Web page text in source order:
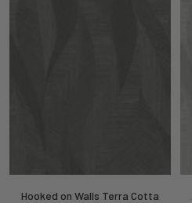
Hooked on Walls Terra Cotta